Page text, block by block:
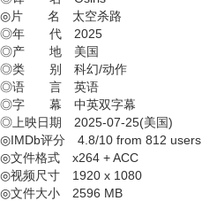
◎片 名 太空杀路
◎年 代 2025
◎产 地 美国
◎类 别 科幻/动作
◎语 言 英语
◎字 幕 中英双字幕
◎上映日期 2025-07-25(美国)
◎IMDb评分 4.8/10 from 812 users
◎文件格式 x264 + ACC
◎视频尺寸 1920 x 1080
◎文件大小 2596 MB